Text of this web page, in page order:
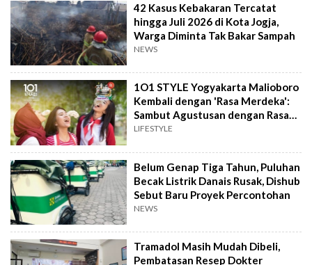
42 Kasus Kebakaran Tercatat
hingga Juli 2026 di Kota Jogja,
Warga Diminta Tak Bakar Sampah
NEWS
1O1 STYLE Yogyakarta Malioboro
Kembali dengan 'Rasa Merdeka':
Sambut Agustusan dengan Rasa
dan Tawa
LIFESTYLE
Belum Genap Tiga Tahun, Puluhan
Becak Listrik Danais Rusak, Dishub
Sebut Baru Proyek Percontohan
NEWS
Tramadol Masih Mudah Dibeli,
Pembatasan Resep Dokter